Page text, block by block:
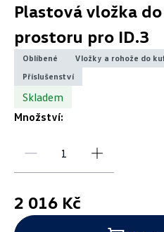
Plastová vložka
prostoru pro ID.3
Oblíbené Vložky a rohože do
Příslušenství
Skladem
Množství:
2 016 Kč